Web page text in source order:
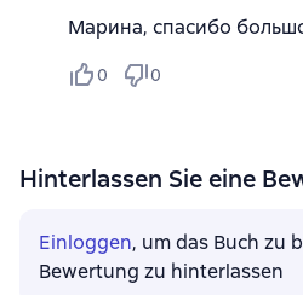
Марина, спасибо
0 0
Hinterlassen Sie eine
Einloggen, um das Buch zu
Bewertung zu hinterlassen